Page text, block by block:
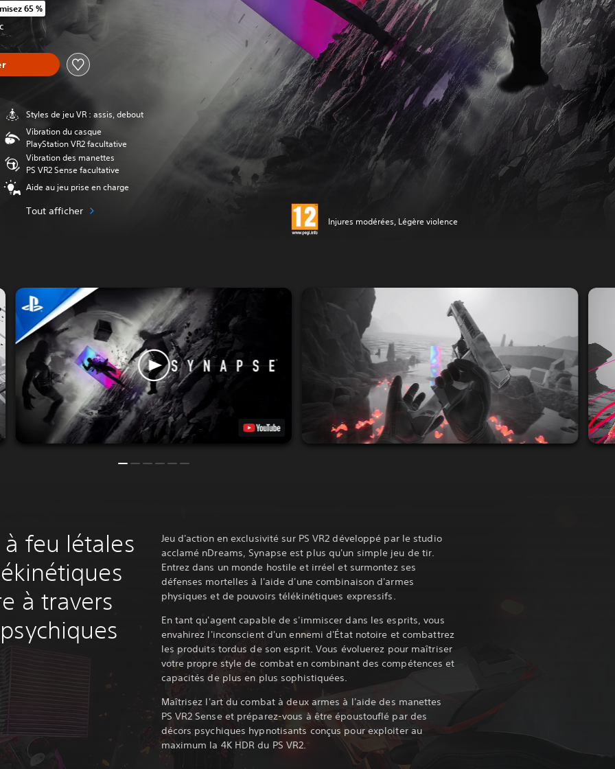
au prix d'origine de €35,99
65 %
Styles de jeu VR : assis, debout
Vibration du casque
PlayStation VR2 facultative
Vibration des manettes
PS VR2 Sense facultative
Aide au jeu prise en charge
Tout afficher
Injures modérées, Légère violence
feu létales
à travers
Jeu d'action en exclusivité sur PS VR2 développé par le studio
acclamé nDreams, Synapse est plus qu'un simple jeu de tir.
Entrez dans un monde hostile et irréel et surmontez ses
défenses mortelles à l'aide d'une combinaison d'armes
physiques et de pouvoirs télékinétiques expressifs.
En tant qu'agent capable de s'immiscer dans les esprits, vous
envahirez l'inconscient d'un ennemi d'État notoire et combattrez
les produits tordus de son esprit. Vous évoluerez pour maîtriser
votre propre style de combat en combinant des compétences et
capacités de plus en plus sophistiquées.
Maîtrisez l'art du combat à deux armes à l'aide des manettes
PS VR2 Sense et préparez-vous à être époustouflé par des
décors psychiques hypnotisants conçus pour exploiter au
maximum la 4K HDR du PS VR2.